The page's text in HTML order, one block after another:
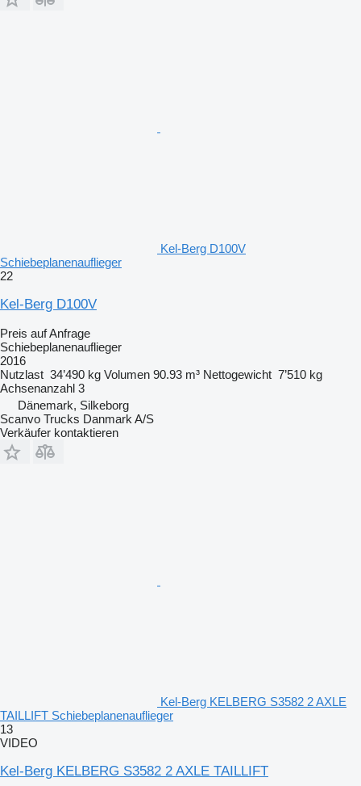
Kel-Berg D100V
Schiebeplanenauflieger
22
Kel-Berg D100V
Preis auf Anfrage
Schiebeplanenauflieger
2016
Nutzlast 34’490 kg Volumen 90.93 m³ Nettogewicht 7’510 kg
Achsenanzahl 3
Dänemark, Silkeborg
Scanvo Trucks Danmark A/S
Verkäufer kontaktieren
Kel-Berg KELBERG S3582 2 AXLE
TAILLIFT Schiebeplanenauflieger
13
VIDEO
Kel-Berg KELBERG S3582 2 AXLE TAILLIFT